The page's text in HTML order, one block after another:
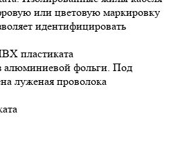
или цветовую маркировку
идентифицировать
пластиката
алюминиевой фольги. Под
луженая проволока